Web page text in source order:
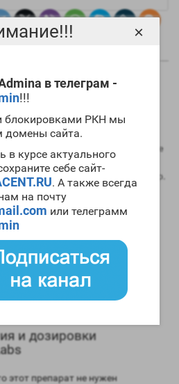
в телеграм -
!!!
блокировками РКН мы
домены сайта.
в курсе актуального
себе сайт-
. А также всегда
на почту
или телеграмм
×
в качестве
анаболических циклов. На
является наиболее
борьбы с высоким уровнем
спортсменам его
так как ими используется легкие
атлетов и спортсменов с
это отличный выбор.
цена Anastrozole Olymp
на высоком уровне.
и эффекты
воздействие на организм;
ароматизации;
женских гормонов;
и дозировки
этот препарат не нужен